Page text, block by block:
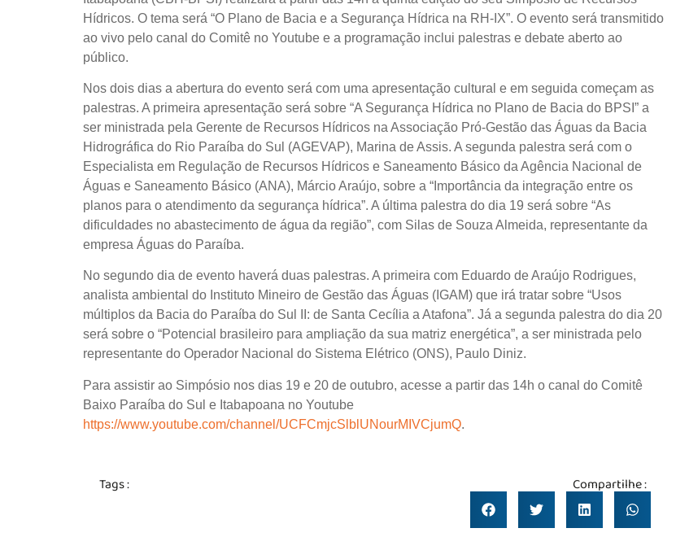
Hídricos. O tema será “O Plano de Bacia e a Segurança Hídrica na RH-IX”. O evento será transmitido
ao vivo pelo canal do Comitê no Youtube e a programação inclui palestras e debate aberto ao
público.
Nos dois dias a abertura do evento será com uma apresentação cultural e em seguida começam as
palestras. A primeira apresentação será sobre “A Segurança Hídrica no Plano de Bacia do BPSI” a
ser ministrada pela Gerente de Recursos Hídricos na Associação Pró-Gestão das Águas da Bacia
Hidrográfica do Rio Paraíba do Sul (AGEVAP), Marina de Assis. A segunda palestra será com o
Especialista em Regulação de Recursos Hídricos e Saneamento Básico da Agência Nacional de
Águas e Saneamento Básico (ANA), Márcio Araújo, sobre a “Importância da integração entre os
planos para o atendimento da segurança hídrica”. A última palestra do dia 19 será sobre “As
dificuldades no abastecimento de água da região”, com Silas de Souza Almeida, representante da
empresa Águas do Paraíba.
No segundo dia de evento haverá duas palestras. A primeira com Eduardo de Araújo Rodrigues,
analista ambiental do Instituto Mineiro de Gestão das Águas (IGAM) que irá tratar sobre “Usos
múltiplos da Bacia do Paraíba do Sul II: de Santa Cecília a Atafona”. Já a segunda palestra do dia 20
será sobre o “Potencial brasileiro para ampliação da sua matriz energética”, a ser ministrada pelo
representante do Operador Nacional do Sistema Elétrico (ONS), Paulo Diniz.
Para assistir ao Simpósio nos dias 19 e 20 de outubro, acesse a partir das 14h o canal do Comitê
Baixo Paraíba do Sul e Itabapoana no Youtube
https://www.youtube.com/channel/UCFCmjcSlblUNourMIVCjumQ.
Tags : Compartilhe :